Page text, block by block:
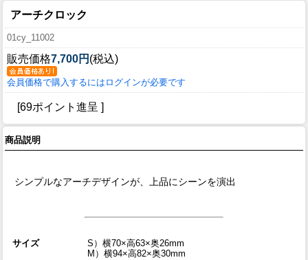
アーチクロック
01cy_11002
販売価格7,700円 (税込)
会員価格で購入するにはログインが必要です
[69ポイント進呈 ]
商品説明
シンプルなアーチデザインが、上品にシーンを演出
サイズ
S）横70×高63×奥26mm
M）横94×高82×奥30mm